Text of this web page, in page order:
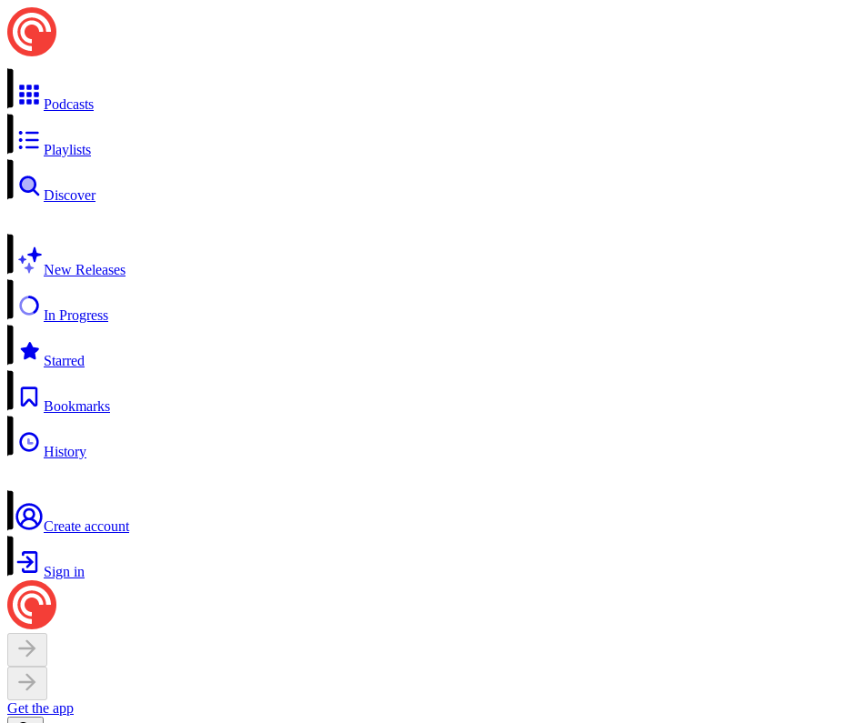
Podcasts
Playlists
Discover
New Releases
In Progress
Starred
Bookmarks
History
Create account
Sign in
Get the app